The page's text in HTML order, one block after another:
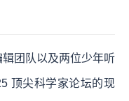
团队以及两位少年听
顶尖科学家论坛的现